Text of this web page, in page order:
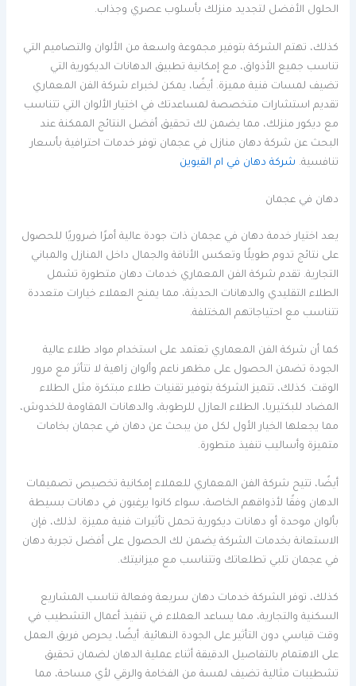
الحلول الأفضل لتجديد منزلك بأسلوب عصري وجذاب.
كذلك، تهتم الشركة بتوفير مجموعة واسعة من الألوان والتصاميم التي
تناسب جميع الأذواق، مع إمكانية تطبيق الدهانات الديكورية التي
تضيف لمسات فنية مميزة. أيضًا، يمكن لخبراء شركة الفن المعماري
تقديم استشارات متخصصة لمساعدتك في اختيار الألوان التي تتناسب
مع ديكور منزلك، مما يضمن لك تحقيق أفضل النتائج الممكنة عند
البحث عن شركة دهان منازل في عجمان توفر خدمات احترافية بأسعار
تنافسية. شركة دهان في ام القيوين
دهان في عجمان
يعد اختيار خدمة دهان في عجمان ذات جودة عالية أمرًا ضروريًا للحصول
على نتائج تدوم طويلًا وتعكس الأناقة والجمال داخل المنازل والمباني
التجارية. تقدم شركة الفن المعماري خدمات دهان متطورة تشمل
الطلاء التقليدي والدهانات الحديثة، مما يمنح العملاء خيارات متعددة
تتناسب مع احتياجاتهم المختلفة.
كما أن شركة الفن المعماري تعتمد على استخدام مواد طلاء عالية
الجودة تضمن الحصول على مظهر ناعم وألوان زاهية لا تتأثر مع مرور
الوقت. كذلك، تتميز الشركة بتوفير تقنيات طلاء مبتكرة مثل الطلاء
المضاد للبكتيريا، الطلاء العازل للرطوبة، والدهانات المقاومة للخدوش،
مما يجعلها الخيار الأول لكل من يبحث عن دهان في عجمان بخامات
متميزة وأساليب تنفيذ متطورة.
أيضًا، تتيح شركة الفن المعماري للعملاء إمكانية تخصيص تصميمات
الدهان وفقًا لأذواقهم الخاصة، سواء كانوا يرغبون في دهانات بسيطة
بألوان موحدة أو دهانات ديكورية تحمل تأثيرات فنية مميزة. لذلك، فإن
الاستعانة بخدمات الشركة يضمن لك الحصول على أفضل تجربة دهان
في عجمان تلبي تطلعاتك وتتناسب مع ميزانيتك.
كذلك، توفر الشركة خدمات دهان سريعة وفعالة تناسب المشاريع
السكنية والتجارية، مما يساعد العملاء في تنفيذ أعمال التشطيب في
وقت قياسي دون التأثير على الجودة النهائية. أيضًا، يحرص فريق العمل
على الاهتمام بالتفاصيل الدقيقة أثناء عملية الدهان لضمان تحقيق
تشطيبات مثالية تضيف لمسة من الفخامة والرقي لأي مساحة، مما